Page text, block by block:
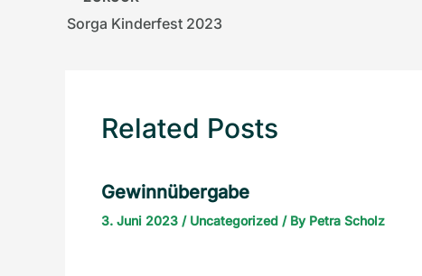
Sorga Kinderfest 2023
Related Posts
Gewinnübergabe
3. Juni 2023 / Uncategorized / By Petra Scholz